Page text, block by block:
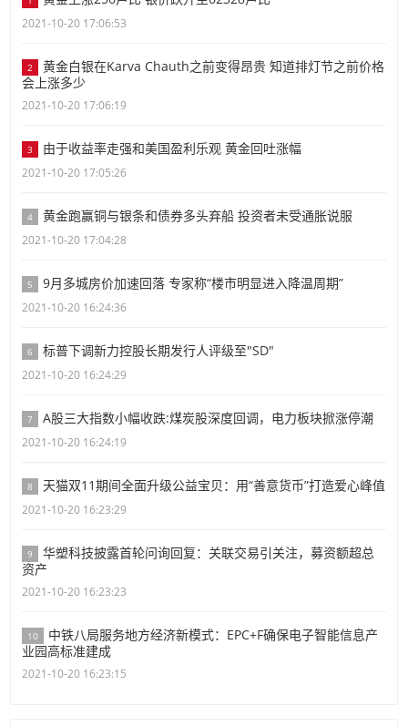
2021-10-20 17:06:53
2
黄金白银在Karva Chauth之前变得昂贵 知道排灯节之前价格
会上涨多少
2021-10-20 17:06:19
3 由于收益率走强和美国盈利乐观 黄金回吐涨幅
2021-10-20 17:05:26
4 黄金跑赢铜与银条和债券多头弃船 投资者未受通胀说服
2021-10-20 17:04:28
5 9月多城房价加速回落 专家称“楼市明显进入降温周期”
2021-10-20 16:24:36
6 标普下调新力控股长期发行人评级至"SD"
2021-10-20 16:24:29
7 A股三大指数小幅收跌:煤炭股深度回调，电力板块掀涨停潮
2021-10-20 16:24:19
8 天猫双11期间全面升级公益宝贝：用“善意货币”打造爱心峰值
2021-10-20 16:23:29
9
华塑科技披露首轮问询回复：关联交易引关注，募资额超总
资产
2021-10-20 16:23:23
10
中铁八局服务地方经济新模式：EPC+F确保电子智能信息产
业园高标准建成
2021-10-20 16:23:15